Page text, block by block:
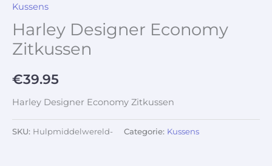
Kussens
Harley Designer Economy
Zitkussen
€39.95
Harley Designer Economy Zitkussen
SKU: Hulpmiddelwereld- Categorie: Kussens